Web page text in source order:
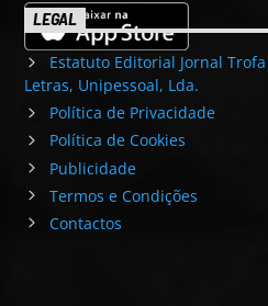
LEGAL
Estatuto Editorial Jornal
Letras, Unipessoal, Lda.
Política de Privacidade
Política de Cookies
Publicidade
Termos e Condições
Contactos